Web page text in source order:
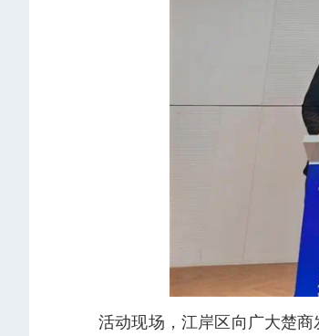
活动现场，江岸区向广大楚